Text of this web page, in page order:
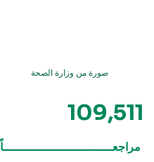
صورة من وزارة الصحة
109,511
مراجعـــــــــــــــــــــــــــــــاً